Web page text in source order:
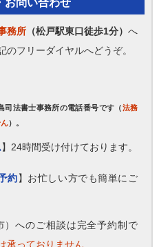
務所 （松戸駅東口徒歩1分） へ
フリーダイヤルへどうぞ。
法書士事務所の電話番号です（法務
）。
】24時間受け付けております。
約】お忙しい方でも簡単にご
へのご相談は完全予約制で
承っておりません